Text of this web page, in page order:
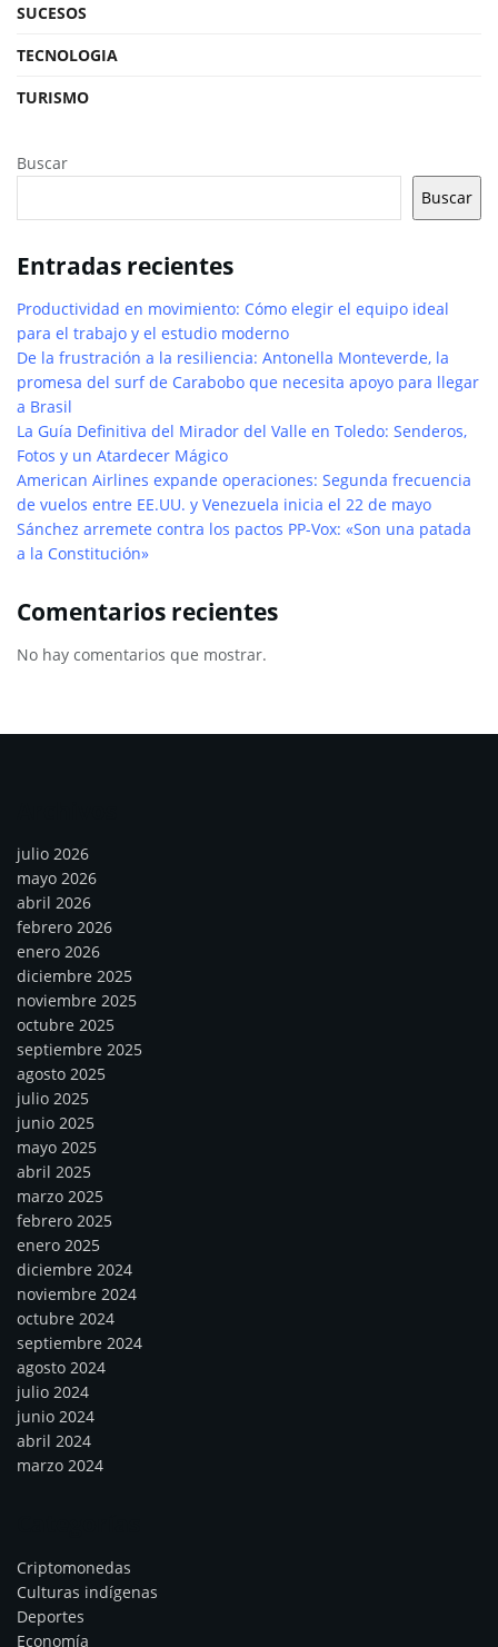
SUCESOS
TECNOLOGIA
TURISMO
Buscar
Buscar
Entradas recientes
Productividad en movimiento: Cómo elegir el equipo ideal
para el trabajo y el estudio moderno
De la frustración a la resiliencia: Antonella Monteverde, la
promesa del surf de Carabobo que necesita apoyo para llegar
a Brasil
La Guía Definitiva del Mirador del Valle en Toledo: Senderos,
Fotos y un Atardecer Mágico
American Airlines expande operaciones: Segunda frecuencia
de vuelos entre EE.UU. y Venezuela inicia el 22 de mayo
Sánchez arremete contra los pactos PP-Vox: «Son una patada
a la Constitución»
Comentarios recientes
No hay comentarios que mostrar.
julio 2026
mayo 2026
abril 2026
febrero 2026
enero 2026
diciembre 2025
noviembre 2025
octubre 2025
septiembre 2025
agosto 2025
julio 2025
junio 2025
mayo 2025
abril 2025
marzo 2025
febrero 2025
enero 2025
diciembre 2024
noviembre 2024
octubre 2024
septiembre 2024
agosto 2024
julio 2024
junio 2024
abril 2024
marzo 2024
Criptomonedas
Culturas indígenas
Deportes
Economía